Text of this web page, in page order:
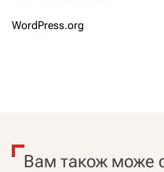
WordPress.org
Вам також може